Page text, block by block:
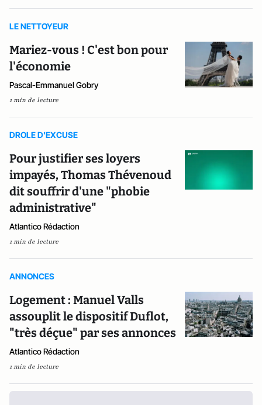
LE NETTOYEUR
Mariez-vous ! C'est bon pour
l'économie
Pascal-Emmanuel Gobry
1 min de lecture
DROLE D'EXCUSE
Pour justifier ses loyers
impayés, Thomas Thévenoud
dit souffrir d'une "phobie
administrative"
Atlantico Rédaction
1 min de lecture
ANNONCES
Logement : Manuel Valls
assouplit le dispositif Duflot,
"très déçue" par ses annonces
Atlantico Rédaction
1 min de lecture